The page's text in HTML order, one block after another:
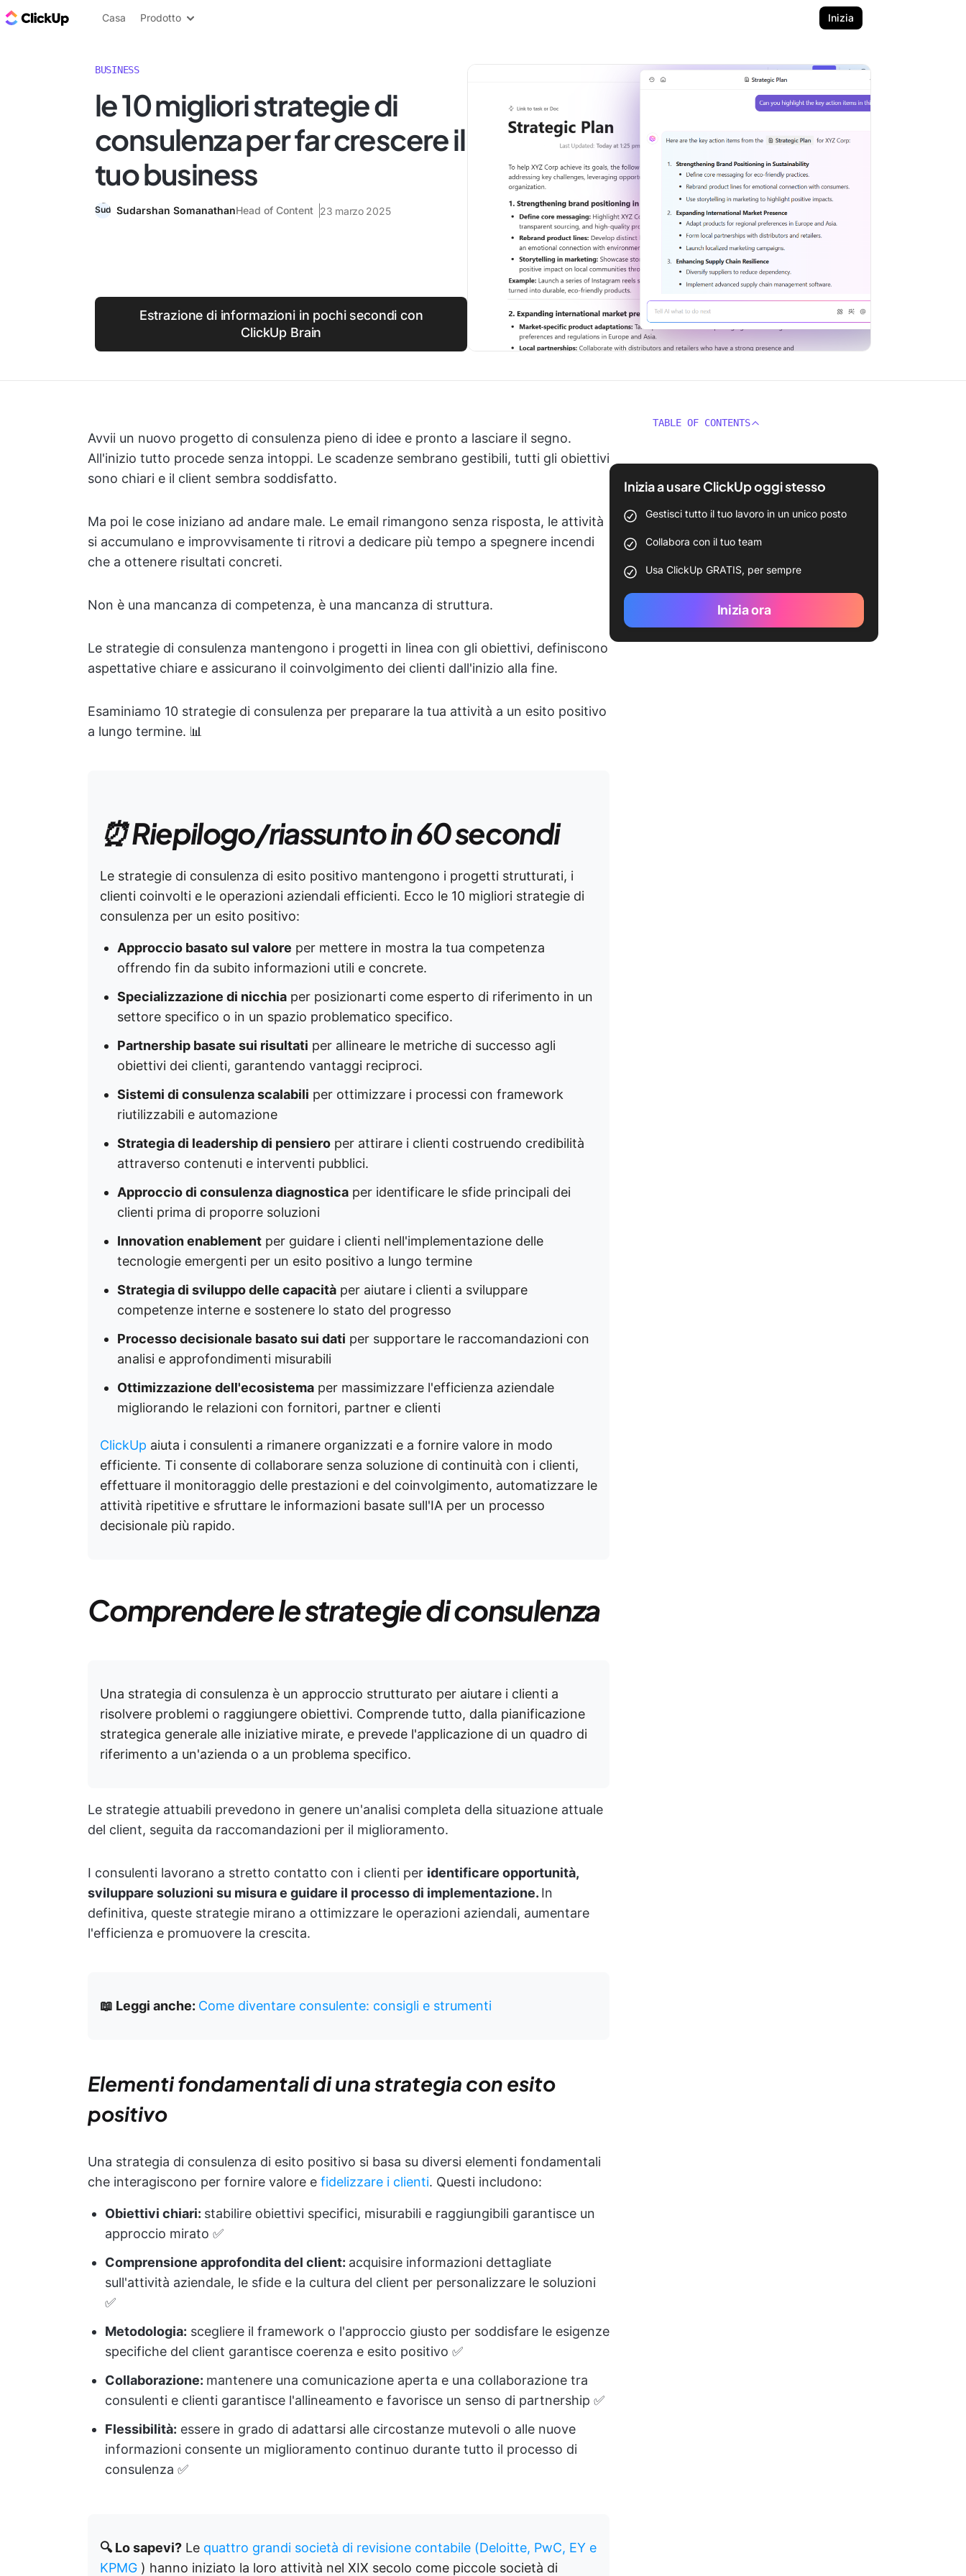
Blog di ClickUp
Casa Prodotto Inizia
BUSINESS
le 10 migliori strategie di
consulenza per far crescere il
tuo business
Sudarshan SomanathanHead of Content 23 marzo 2025
Estrazione di informazioni in pochi secondi con
ClickUp Brain
Avvii un nuovo progetto di consulenza pieno di idee e pronto a lasciare il segno.
All'inizio tutto procede senza intoppi. Le scadenze sembrano gestibili, tutti gli obiettivi
sono chiari e il client sembra soddisfatto.
Ma poi le cose iniziano ad andare male. Le email rimangono senza risposta, le attività
si accumulano e improvvisamente ti ritrovi a dedicare più tempo a spegnere incendi
che a ottenere risultati concreti.
Non è una mancanza di competenza, è una mancanza di struttura.
Le strategie di consulenza mantengono i progetti in linea con gli obiettivi, definiscono
aspettative chiare e assicurano il coinvolgimento dei clienti dall'inizio alla fine.
Esaminiamo 10 strategie di consulenza per preparare la tua attività a un esito positivo
a lungo termine. 📊
⏰ Riepilogo/riassunto in 60 secondi
Le strategie di consulenza di esito positivo mantengono i progetti strutturati, i
clienti coinvolti e le operazioni aziendali efficienti. Ecco le 10 migliori strategie di
consulenza per un esito positivo:
Approccio basato sul valore per mettere in mostra la tua competenza
offrendo fin da subito informazioni utili e concrete.
Specializzazione di nicchia per posizionarti come esperto di riferimento in un
settore specifico o in un spazio problematico specifico.
Partnership basate sui risultati per allineare le metriche di successo agli
obiettivi dei clienti, garantendo vantaggi reciproci.
Sistemi di consulenza scalabili per ottimizzare i processi con framework
riutilizzabili e automazione
Strategia di leadership di pensiero per attirare i clienti costruendo credibilità
attraverso contenuti e interventi pubblici.
Approccio di consulenza diagnostica per identificare le sfide principali dei
clienti prima di proporre soluzioni
Innovation enablement per guidare i clienti nell'implementazione delle
tecnologie emergenti per un esito positivo a lungo termine
Strategia di sviluppo delle capacità per aiutare i clienti a sviluppare
competenze interne e sostenere lo stato del progresso
Processo decisionale basato sui dati per supportare le raccomandazioni con
analisi e approfondimenti misurabili
Ottimizzazione dell'ecosistema per massimizzare l'efficienza aziendale
migliorando le relazioni con fornitori, partner e clienti
ClickUp aiuta i consulenti a rimanere organizzati e a fornire valore in modo
efficiente. Ti consente di collaborare senza soluzione di continuità con i clienti,
effettuare il monitoraggio delle prestazioni e del coinvolgimento, automatizzare le
attività ripetitive e sfruttare le informazioni basate sull'IA per un processo
decisionale più rapido.
Comprendere le strategie di consulenza
Una strategia di consulenza è un approccio strutturato per aiutare i clienti a
risolvere problemi o raggiungere obiettivi. Comprende tutto, dalla pianificazione
strategica generale alle iniziative mirate, e prevede l'applicazione di un quadro di
riferimento a un'azienda o a un problema specifico.
Le strategie attuabili prevedono in genere un'analisi completa della situazione attuale
del client, seguita da raccomandazioni per il miglioramento.
I consulenti lavorano a stretto contatto con i clienti per identificare opportunità,
sviluppare soluzioni su misura e guidare il processo di implementazione. In
definitiva, queste strategie mirano a ottimizzare le operazioni aziendali, aumentare
l'efficienza e promuovere la crescita.
📖 Leggi anche: Come diventare consulente: consigli e strumenti
Elementi fondamentali di una strategia con esito
positivo
Una strategia di consulenza di esito positivo si basa su diversi elementi fondamentali
che interagiscono per fornire valore e fidelizzare i clienti. Questi includono:
Obiettivi chiari: stabilire obiettivi specifici, misurabili e raggiungibili garantisce un
approccio mirato ✅
Comprensione approfondita del client: acquisire informazioni dettagliate
sull'attività aziendale, le sfide e la cultura del client per personalizzare le soluzioni
✅
Metodologia: scegliere il framework o l'approccio giusto per soddisfare le esigenze
specifiche del client garantisce coerenza e esito positivo ✅
Collaborazione: mantenere una comunicazione aperta e una collaborazione tra
consulenti e clienti garantisce l'allineamento e favorisce un senso di partnership ✅
Flessibilità: essere in grado di adattarsi alle circostanze mutevoli o alle nuove
informazioni consente un miglioramento continuo durante tutto il processo di
consulenza ✅
🔍 Lo sapevi? Le quattro grandi società di revisione contabile (Deloitte, PwC, EY e
KPMG ) hanno iniziato la loro attività nel XIX secolo come piccole società di
TABLE OF CONTENTS
Inizia a usare ClickUp oggi stesso
Gestisci tutto il tuo lavoro in un unico posto
Collabora con il tuo team
Usa ClickUp GRATIS, per sempre
Inizia ora